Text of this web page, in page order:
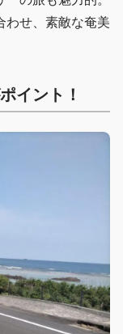
わせ、素敵な奄美
イント！